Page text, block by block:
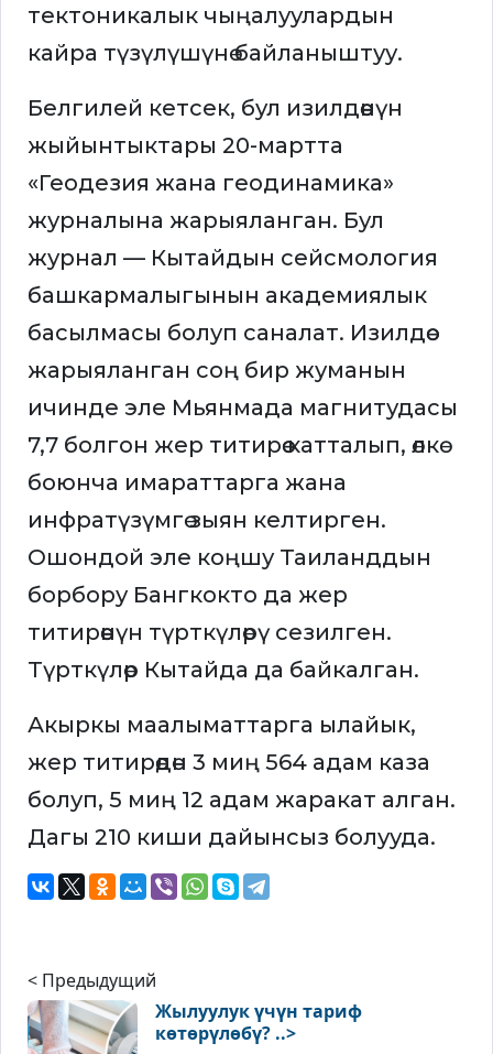
тектоникалык чыңалуулардын
кайра түзүлүшүнө байланыштуу.
Белгилей кетсек, бул изилдөөнүн
жыйынтыктары 20-мартта
«Геодезия жана геодинамика»
журналына жарыяланган. Бул
журнал — Кытайдын сейсмология
башкармалыгынын академиялык
басылмасы болуп саналат. Изилдөө
жарыяланган соң бир жуманын
ичинде эле Мьянмада магнитудасы
7,7 болгон жер титирөө катталып, өлкө
боюнча имараттарга жана
инфратүзүмгө зыян келтирген.
Ошондой эле коңшу Таиланддын
борбору Бангкокто да жер
титирөөнүн түрткүлөрү сезилген.
Түрткүлөр Кытайда да байкалган.
Акыркы маалыматтарга ылайык,
жер титирөөдөн 3 миң 564 адам каза
болуп, 5 миң 12 адам жаракат алган.
Дагы 210 киши дайынсыз болууда.
< Предыдущий
Жылуулук үчүн тариф
көтөрүлөбү? ..>